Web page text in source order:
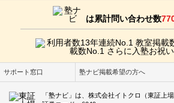
は累計問い合わせ数
サポート窓口 塾ナビ掲載希望の方へ
「塾ナビ」は、株式会社イトクロ（東証上